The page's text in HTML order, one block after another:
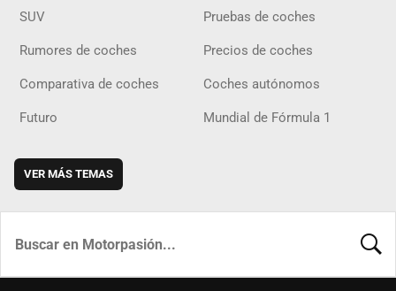
SUV Pruebas de coches
Rumores de coches Precios de coches
Comparativa de coches Coches autónomos
Futuro Mundial de Fórmula 1
VER MÁS TEMAS